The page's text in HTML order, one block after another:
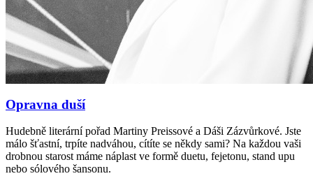
Opravna duší
Hudebně literární pořad Martiny Preissové a Dáši Zázvůrkové. Jste
málo šťastní, trpíte nadváhou, cítíte se někdy sami? Na každou vaši
drobnou starost máme náplast ve formě duetu, fejetonu, stand upu
nebo sólového šansonu.